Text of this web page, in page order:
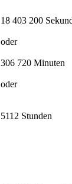
18 403 200
oder
306 720 Minuten
oder
5112 Stunden